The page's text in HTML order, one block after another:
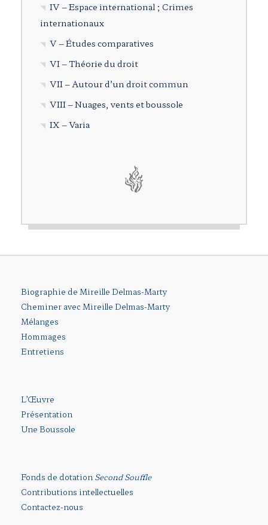
IV – Espace international ; Crimes
internationaux
V – Études comparatives
VI – Théorie du droit
VII – Autour d’un droit commun
VIII – Nuages, vents et boussole
IX – Varia
Biographie de Mireille Delmas-Marty
Cheminer avec Mireille Delmas-Marty
Mélanges
Hommages
Entretiens
L’Œuvre
Présentation
Une Boussole
Fonds de dotationSecond Souffle
Contributions intellectuelles
Contactez-nous